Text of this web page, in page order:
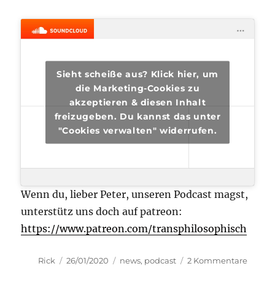
Sieht scheiße aus? Klick hier, um
die Marketing-Cookies zu
akzeptieren & diesen Inhalt
freizugeben. Du kannst das unter
"Cookies verwalten" widerrufen.
Wenn du, lieber Peter, unseren Podcast magst,
unterstütz uns doch auf patreon:
https://www.patreon.com/transphilosophisch
Autor
Rick
Veröffentlicht
26/01/2020 Kategorien
news, podcast 2 Kommentarezu